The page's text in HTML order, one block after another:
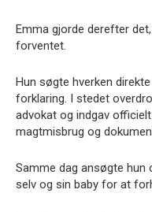
Emma gjorde derefter
forventet.
Hun søgte hverken
forklaring. I stedet
advokat og indgav
magtmisbrug og
Samme dag ansøgte
selv og sin baby for at